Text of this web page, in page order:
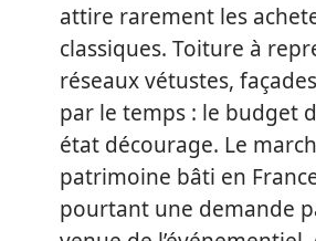
attire rarement les
classiques. Toiture à
réseaux vétustes,
par le temps : le budget
état décourage. Le
patrimoine bâti en
pourtant une demande